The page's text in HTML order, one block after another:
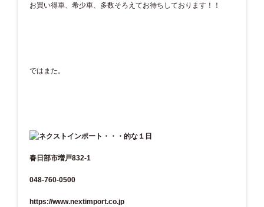
お買い得車、希少車、多数そろえてお待ちしております！！
ではまた。
春日部市増戸832-1
048-760-0500
https://www.nextimport.co.jp